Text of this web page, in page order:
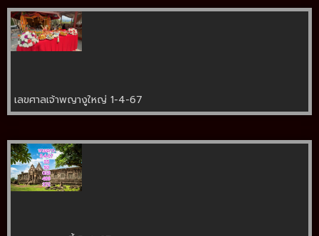
เลขศาลเจ้าพญางูใหญ่ 1-4-67